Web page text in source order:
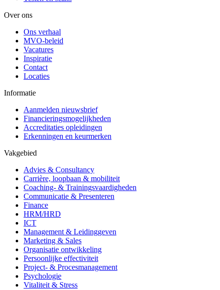
Over ons
Ons verhaal
MVO-beleid
Vacatures
Inspiratie
Contact
Locaties
Informatie
Aanmelden nieuwsbrief
Financieringsmogelijkheden
Accreditaties opleidingen
Erkenningen en keurmerken
Vakgebied
Advies & Consultancy
Carrière, loopbaan & mobiliteit
Coaching- & Trainingsvaardigheden
Communicatie & Presenteren
Finance
HRM/HRD
ICT
Management & Leidinggeven
Marketing & Sales
Organisatie ontwikkeling
Persoonlijke effectiviteit
Project- & Procesmanagement
Psychologie
Vitaliteit & Stress